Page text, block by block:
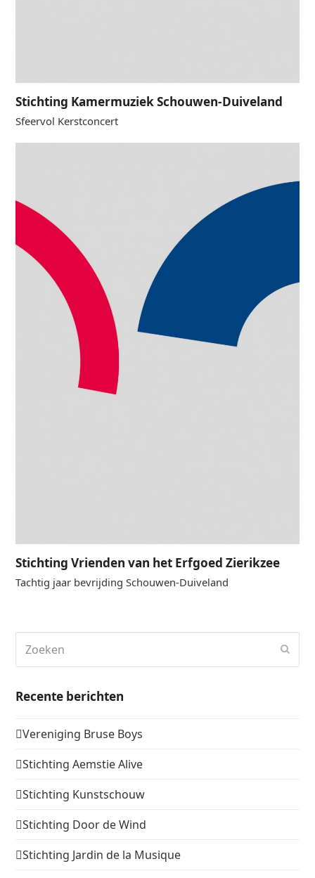
Stichting Kamermuziek Schouwen-Duiveland
Sfeervol Kerstconcert
Stichting Vrienden van het Erfgoed Zierikzee
Tachtig jaar bevrijding Schouwen-Duiveland
Recente berichten
Vereniging Bruse Boys
Stichting Aemstie Alive
Stichting Kunstschouw
Stichting Door de Wind
Stichting Jardin de la Musique